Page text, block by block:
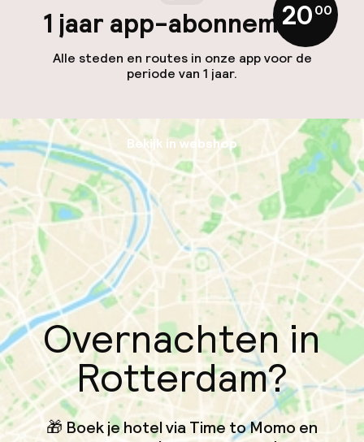
1 jaar app-abonnement
Alle steden en routes in onze app voor de
periode van 1 jaar.
20,00
Bekijk in webshop
Overnachten in
Rotterdam?
🎁 Boek je hotel via Time to Momo en